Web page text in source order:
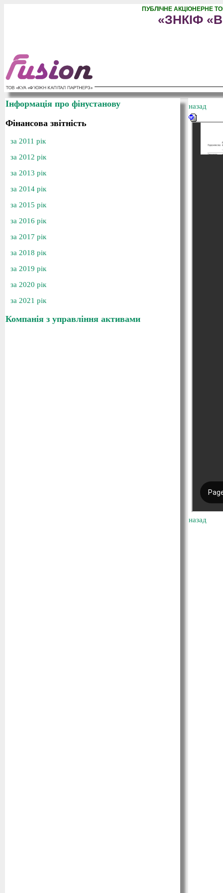
ПУБЛІЧНЕ АКЦІОНЕРНЕ
«ЗНКІФ
Інформація про фінустанову
Фінансова звітність
за 2011 рік
за 2012 рік
за 2013 рік
за 2014 рік
за 2015 рік
за 2016 рік
за 2017 рік
за 2018 рік
за 2019 рік
за 2020 рік
за 2021 рік
Компанія з управління активами
назад
назад